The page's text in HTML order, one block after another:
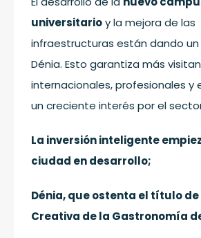
universitarioy la mejora de las
infraestructuras están dando un
Dénia. Esto garantiza más
internacionales, profesionales y
un creciente interés por el
La inversión inteligente
ciudad en desarrollo;
Dénia, que ostenta el título
Creativa de la Gastronomía de